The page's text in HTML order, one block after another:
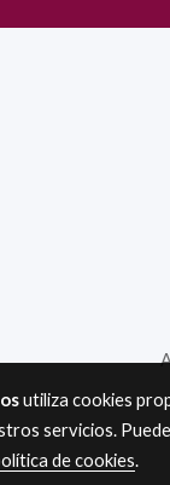
utiliza cookies
servicios.
de cookies.